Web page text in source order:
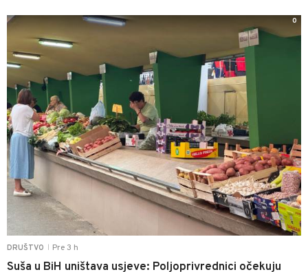
DRUŠTVO Pre 3 h
Suša u BiH uništava usjeve: Poljoprivrednici očekuju
0